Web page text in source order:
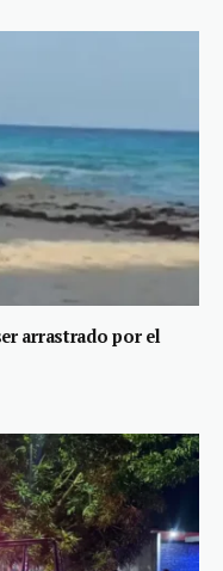
arrastrado por el